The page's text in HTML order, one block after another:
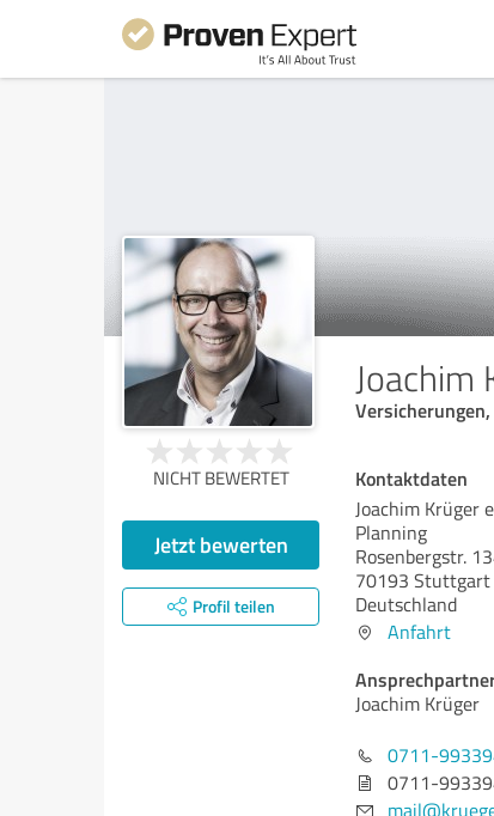
Joachim
NICHT BEWERTET
Jetzt bewerten
Profil teilen
Kontaktdaten
Joachim Krüger
Planning
Rosenbergstr.
70193 Stuttgart
Deutschland
Anfahrt
Joachim Krüger
0711-
0711-